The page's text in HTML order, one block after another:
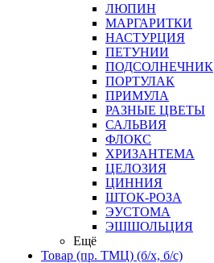
ЛЮПИН
МАРГАРИТКИ
НАСТУРЦИЯ
ПЕТУНИИ
ПОДСОЛНЕЧНИК
ПОРТУЛАК
ПРИМУЛА
РАЗНЫЕ ЦВЕТЫ
САЛЬВИЯ
ФЛОКС
ХРИЗАНТЕМА
ЦЕЛОЗИЯ
ЦИННИЯ
ШТОК-РОЗА
ЭУСТОМА
ЭШШОЛЬЦИЯ
Ещё
Товар (пр. ТМЦ) (б/х, б/с)